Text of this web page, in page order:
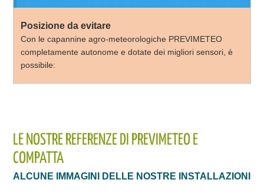
Posizione da evitare
Con le capannine agro-meteorologiche PREVIMETEO
completamente autonome e dotate dei migliori sensori, è
possibile:
LE NOSTRE REFERENZE DI PREVIMETEO E
COMPATTA
ALCUNE IMMAGINI DELLE NOSTRE INSTALLAZIONI